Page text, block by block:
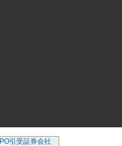
IPO引受証券会社